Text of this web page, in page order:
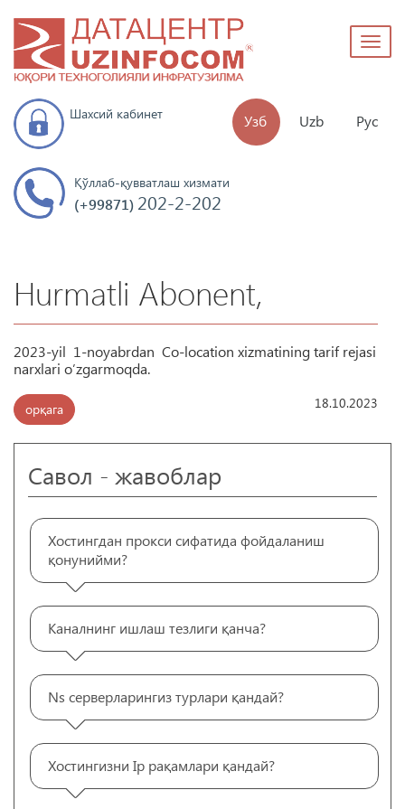
Узб Uzb Рус
Шахсий кабинет
Қўллаб-қувватлаш хизмати
(+99871) 202-2-202
Hurmatli Abonent,
2023-yil 1-noyabrdan Co-location xizmatining tarif rejasi
narxlari o’zgarmoqda.
орқага 18.10.2023
Савол - жавоблар
Хостингдан прокси сифатида фойдаланиш
қонунийми?
Каналнинг ишлаш тезлиги қанча?
Ns серверларингиз турлари қандай?
Хостингизни Ip рақамлари қандай?